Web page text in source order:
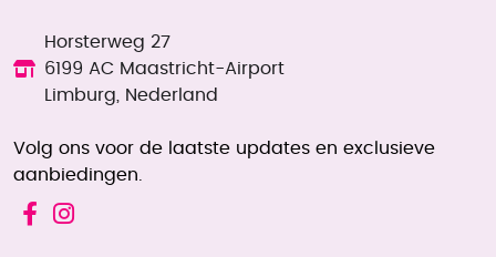
Horsterweg 27
6199 AC Maastricht-Airport
Limburg, Nederland
Volg ons voor de laatste updates en exclusieve
aanbiedingen.